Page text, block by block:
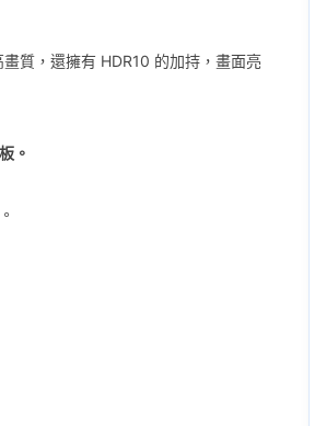
質，還擁有 HDR10 的加持，畫面亮
。